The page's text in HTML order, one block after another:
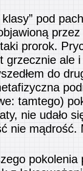
pod
prorok.
grzecznie ale
do
tamtego)
nie udało
nie mądrość.
pokolenia